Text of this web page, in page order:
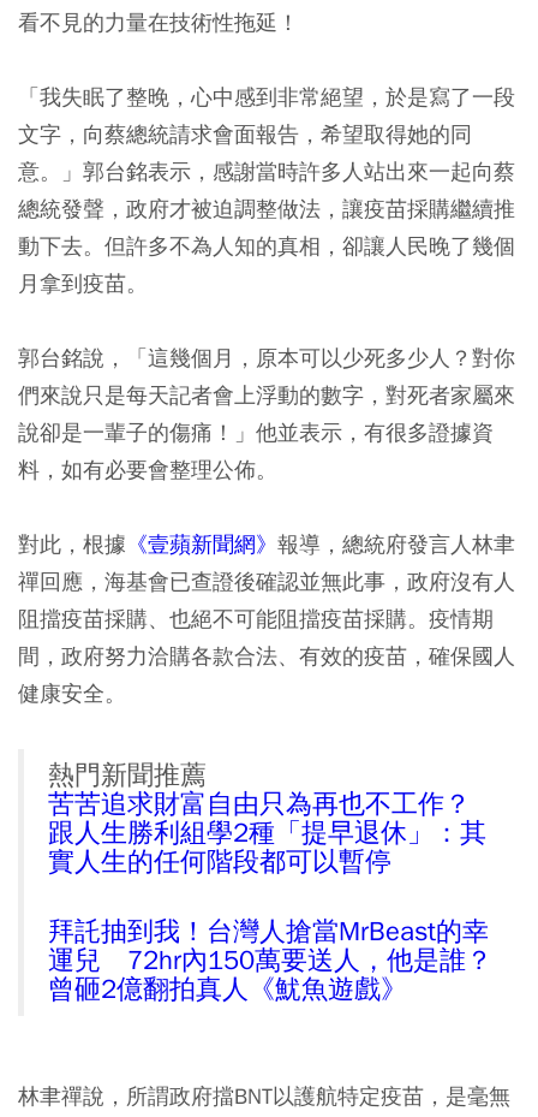
看不見的力量在技術性拖延！
「我失眠了整晚，心中感到非常絕望，於是寫了一段
文字，向蔡總統請求會面報告，希望取得她的同
意。」郭台銘表示，感謝當時許多人站出來一起向蔡
總統發聲，政府才被迫調整做法，讓疫苗採購繼續推
動下去。但許多不為人知的真相，卻讓人民晚了幾個
月拿到疫苗。
郭台銘說，「這幾個月，原本可以少死多少人？對你
們來說只是每天記者會上浮動的數字，對死者家屬來
說卻是一輩子的傷痛！」他並表示，有很多證據資
料，如有必要會整理公佈。
對此，根據 《壹蘋新聞網》 報導，總統府發言人林聿
禪回應，海基會已查證後確認並無此事，政府沒有人
阻擋疫苗採購、也絕不可能阻擋疫苗採購。疫情期
間，政府努力洽購各款合法、有效的疫苗，確保國人
健康安全。
熱門新聞推薦
苦苦追求財富自由只為再也不工作？
跟人生勝利組學2種「提早退休」：其
實人生的任何階段都可以暫停
拜託抽到我！台灣人搶當MrBeast的幸
運兒 72hr內150萬要送人，他是誰？
曾砸2億翻拍真人《魷魚遊戲》
林聿禪說，所謂政府擋BNT以護航特定疫苗，是毫無